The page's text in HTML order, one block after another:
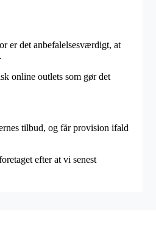
er det anbefalelsesværdigt, at
online outlets som gør det
tilbud, og får provision ifald
efter at vi senest